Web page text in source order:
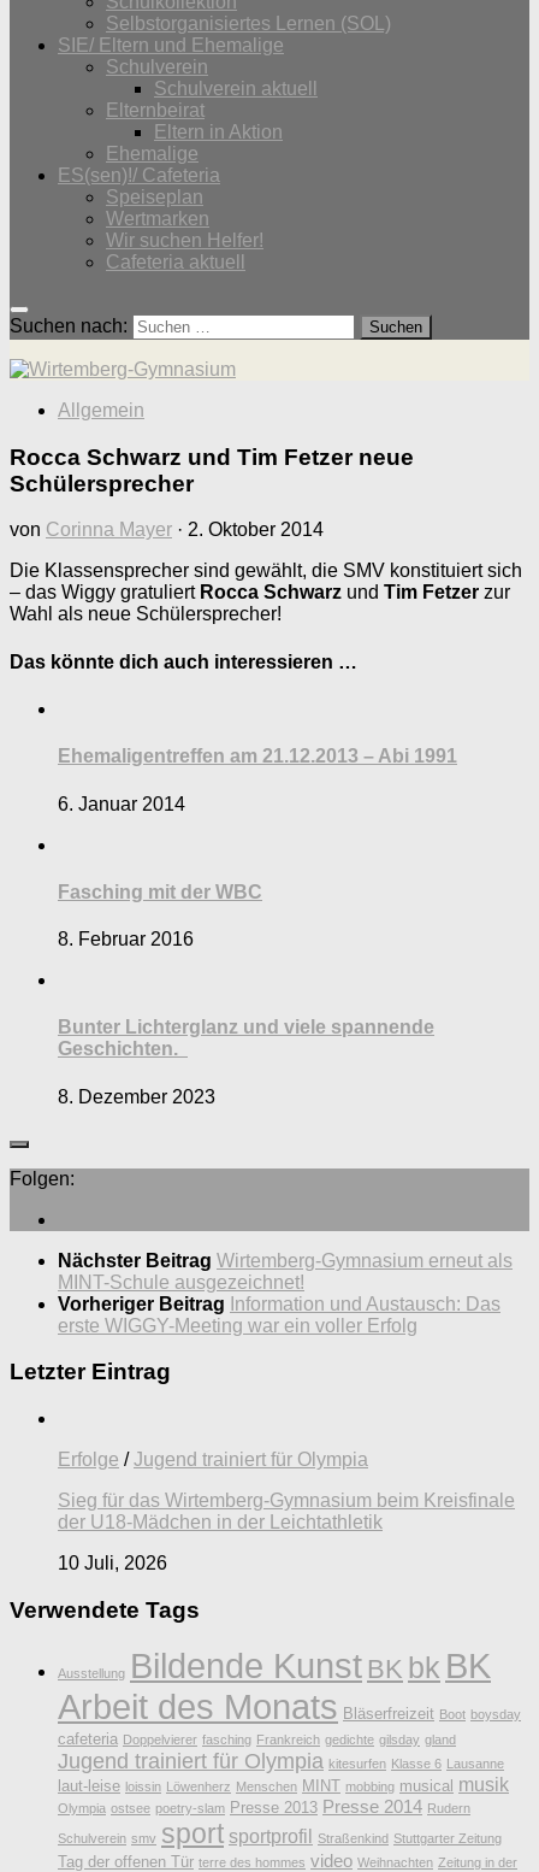
Selbstorganisiertes Lernen (SOL)
SIE/ Eltern und Ehemalige
Schulverein
Schulverein aktuell
Elternbeirat
Eltern in Aktion
Ehemalige
ES(sen)!/ Cafeteria
Speiseplan
Wertmarken
Wir suchen Helfer!
Cafeteria aktuell
Suchen nach:
Allgemein
Rocca Schwarz und Tim Fetzer neue
Schülersprecher
von Corinna Mayer · 2. Oktober 2014
Die Klassensprecher sind gewählt, die SMV konstituiert sich
– das Wiggy gratuliert Rocca Schwarz und Tim Fetzer zur
Wahl als neue Schülersprecher!
Das könnte dich auch interessieren …
Ehemaligentreffen am 21.12.2013 – Abi 1991
6. Januar 2014
Fasching mit der WBC
8. Februar 2016
Bunter Lichterglanz und viele spannende
Geschichten.
8. Dezember 2023
Folgen:
Nächster Beitrag Wirtemberg-Gymnasium erneut als
MINT-Schule ausgezeichnet!
Vorheriger Beitrag Information und Austausch: Das
erste WIGGY-Meeting war ein voller Erfolg
Letzter Eintrag
Erfolge /Jugend trainiert für Olympia
Sieg für das Wirtemberg-Gymnasium beim Kreisfinale
der U18-Mädchen in der Leichtathletik
10 Juli, 2026
Verwendete Tags
Ausstellung Bildende Kunst BK bk BK
Arbeit des Monats Bläserfreizeit Boot boysday
cafeteria Doppelvierer fasching Frankreich gedichte gilsday gland
Jugend trainiert für Olympia kitesurfen Klasse 6 Lausanne
laut-leise loissin Löwenherz Menschen MINT mobbing musical musik
Olympia ostsee poetry-slam Presse 2013 Presse 2014 Rudern
Schulverein smv sport sportprofil Straßenkind Stuttgarter Zeitung
Tag der offenen Tür terre des hommes video Weihnachten Zeitung in der